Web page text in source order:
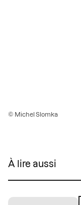
© Michel Slomka
À lire aussi